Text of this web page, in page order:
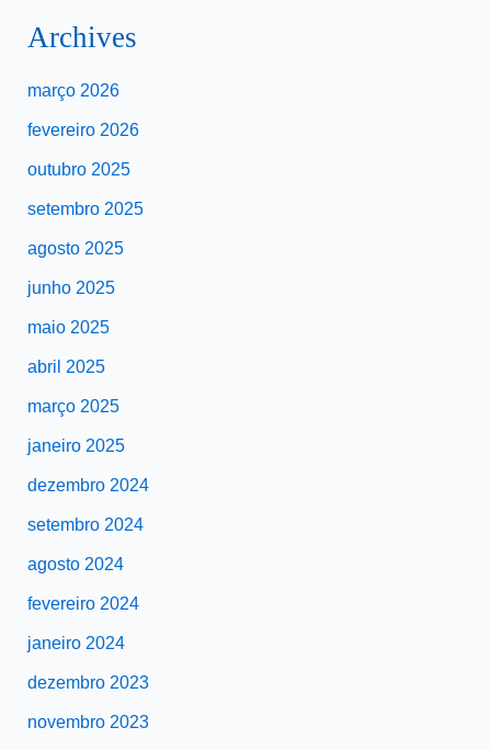
Archives
março 2026
fevereiro 2026
outubro 2025
setembro 2025
agosto 2025
junho 2025
maio 2025
abril 2025
março 2025
janeiro 2025
dezembro 2024
setembro 2024
agosto 2024
fevereiro 2024
janeiro 2024
dezembro 2023
novembro 2023